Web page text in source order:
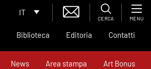
IT
CERCA MENU
Biblioteca Editoria Contatti
News Area stampa Art Bonus